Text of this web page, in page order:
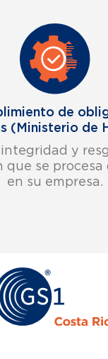
de
(Ministerio de
y
que se
en su empresa.